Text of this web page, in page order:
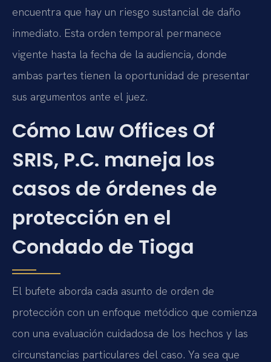
encuentra que hay un riesgo sustancial de daño
inmediato. Esta orden temporal permanece
vigente hasta la fecha de la audiencia, donde
ambas partes tienen la oportunidad de presentar
sus argumentos ante el juez.
Cómo Law Offices Of
SRIS, P.C. maneja los
casos de órdenes de
protección en el
Condado de Tioga
El bufete aborda cada asunto de orden de
protección con un enfoque metódico que comienza
con una evaluación cuidadosa de los hechos y las
circunstancias particulares del caso. Ya sea que